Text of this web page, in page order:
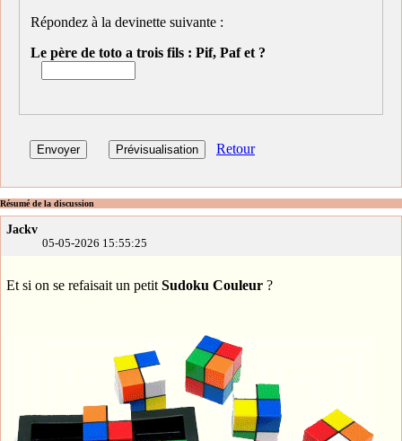
Répondez à la devinette suivante :
Le père de toto a trois fils : Pif, Paf et ?
Retour
Résumé de la discussion
Jackv
05-05-2026 15:55:25
Et si on se refaisait un petit Sudoku Couleur ?